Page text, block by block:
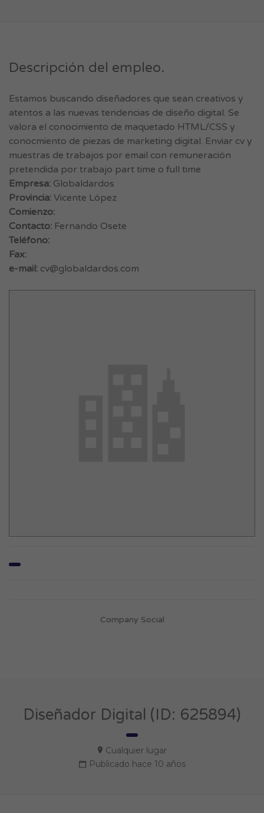
Descripción del empleo.
Estamos buscando diseñadores que sean creativos y
atentos a las nuevas tendencias de diseño digital. Se
valora el conocimiento de maquetado HTML/CSS y
conocmiento de piezas de marketing digital. Enviar cv y
muestras de trabajos por email con remuneración
pretendida por trabajo part time o full time
Empresa: Globaldardos
Provincia: Vicente López
Comienzo:
Contacto: Fernando Osete
Teléfono:
Fax:
e-mail: cv@globaldardos.com
Company Social
Diseñador Digital (ID: 625894)
Cualquier lugar
Publicado hace 10 años